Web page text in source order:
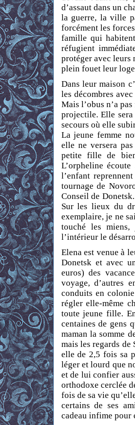
d’assaut dans un
la guerre, la ville
forcément les
famille qui
réfugient
protéger avec leurs
plein fouet leur
Dans leur maison
les décombres
Mais l’obus n’a
projectile. Elle
secours où elle
La jeune femme
elle ne versera
petite fille de
L’orpheline
l’enfant
tournage de
Conseil de
Sur les lieux du
exemplaire, je ne
touché les
l’intérieur le
Elena est venue à
Donetsk et avec
euros) des
voyage, d’autres
conduits en
régler elle-même
toute jeune fille.
centaines de gens
maman la somme
mais les regards
elle de 2,5 fois sa
léger et lourd que
et de lui confier
orthodoxe cerclée
fois de sa vie
certains de ses
cadeau infime pour